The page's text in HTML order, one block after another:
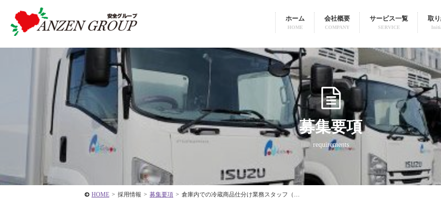
ホーム
HOME
会社概要
COMPANY
サービス一覧
SERVICE
取
募集要項
requirements
HOME > 採用情報 > 募集要項 > 倉庫内での冷蔵商品仕分け業務スタッフ（…